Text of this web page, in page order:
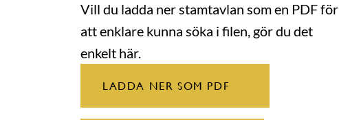
Vill du ladda ner stamtavlan som en PDF för
att enklare kunna söka i filen, gör du det
enkelt här.
LADDA NER SOM PDF